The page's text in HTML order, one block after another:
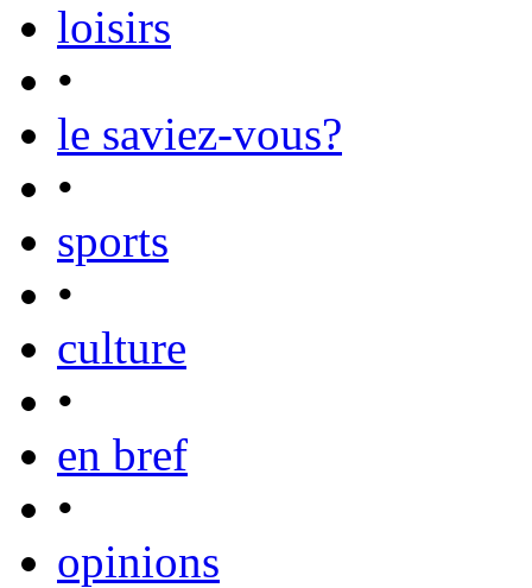
loisirs
•
le saviez-vous?
•
sports
•
culture
•
en bref
•
opinions